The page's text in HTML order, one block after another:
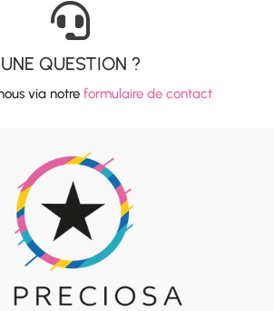

UNE QUESTION ?
via notreformulaire de contact